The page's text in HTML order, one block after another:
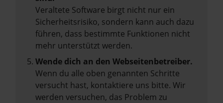
Veraltete Software birgt nicht nur ein
Sicherheitsrisiko, sondern kann auch dazu
führen, dass bestimmte Funktionen nicht
mehr unterstützt werden.
Wende dich an den Webseitenbetreiber.
Wenn du alle oben genannten Schritte
versucht hast, kontaktiere uns bitte. Wir
werden versuchen, das Problem zu